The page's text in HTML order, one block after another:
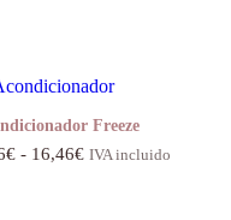
Freeze
€ - 16,46€Rango
IVA incluido